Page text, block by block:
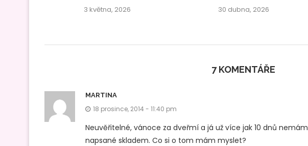
3 května, 2026
30 dubna, 2026
7 KOMENTÁŘE
MARTINA
18 prosince, 2014 - 11:40 pm
Neuvěřitelné, vánoce za dveřmí a já už více jak 10 dnů
napsané skladem. Co si o tom mám myslet?